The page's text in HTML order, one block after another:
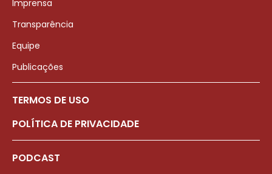
Imprensa
Transparência
Equipe
Publicações
TERMOS DE USO
POLÍTICA DE PRIVACIDADE
PODCAST